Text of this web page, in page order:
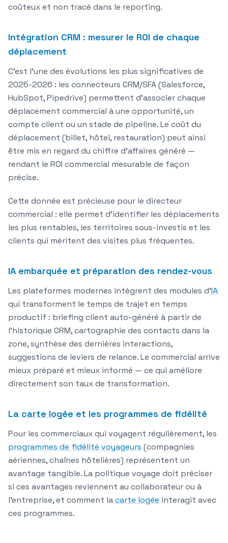
coûteux et non tracé dans le reporting.
Intégration CRM : mesurer le ROI de chaque
déplacement
C'est l'une des évolutions les plus significatives de
2025-2026 : les connecteurs CRM/SFA(Salesforce,
HubSpot, Pipedrive) permettent d'associer chaque
déplacement commercial à une opportunité, un
compte client ou un stade de pipeline. Le coût du
déplacement (billet, hôtel, restauration) peut ainsi
être mis en regard du chiffre d'affaires généré —
rendant le ROI commercial mesurable de façon
précise.
Cette donnée est précieuse pour le directeur
commercial : elle permet d'identifier les déplacements
les plus rentables, les territoires sous-investis et les
clients qui méritent des visites plus fréquentes.
IA embarquée et préparation des rendez-vous
Les plateformes modernes intègrent des modules d'IA
qui transforment le temps de trajet en temps
productif : briefing client auto-généré à partir de
l'historique CRM, cartographie des contacts dans la
zone, synthèse des dernières interactions,
suggestions de leviers de relance. Le commercial arrive
mieux préparé et mieux informé — ce qui améliore
directement son taux de transformation.
La carte logée et les programmes de fidélité
Pour les commerciaux qui voyagent régulièrement, les
programmes de fidélité voyageurs (compagnies
aériennes, chaînes hôtelières) représentent un
avantage tangible. La politique voyage doit préciser
si ces avantages reviennent au collaborateur ou à
l'entreprise, et comment lacarte logée interagit avec
ces programmes.